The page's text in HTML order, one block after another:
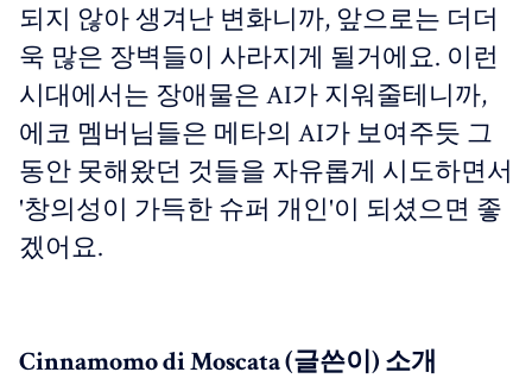
되지 않아 생겨난 변화니까, 앞으로는 더더
욱 많은 장벽들이 사라지게 될거에요. 이런
시대에서는 장애물은 AI가 지워줄테니까,
에코 멤버님들은 메타의 AI가 보여주듯 그
동안 못해왔던 것들을 자유롭게 시도하면서
'창의성이 가득한 슈퍼 개인'이 되셨으면 좋
겠어요.
Cinnamomo di Moscata (글쓴이) 소개